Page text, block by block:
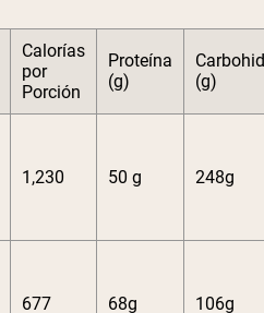
Calorías
por
Porción
Proteína
(g)
(g)
1,230 50 g 248g
677 68g 106g